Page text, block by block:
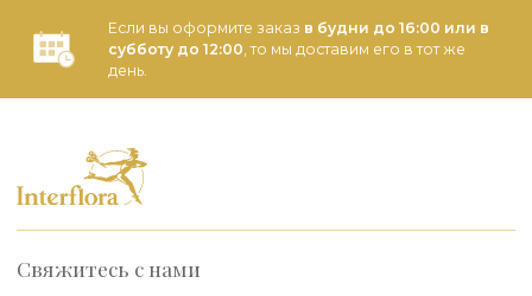
Если вы оформите заказ в будни до 16:00 или в
субботу до 12:00, то мы доставим его в тот же
день.
Свяжитесь с нами